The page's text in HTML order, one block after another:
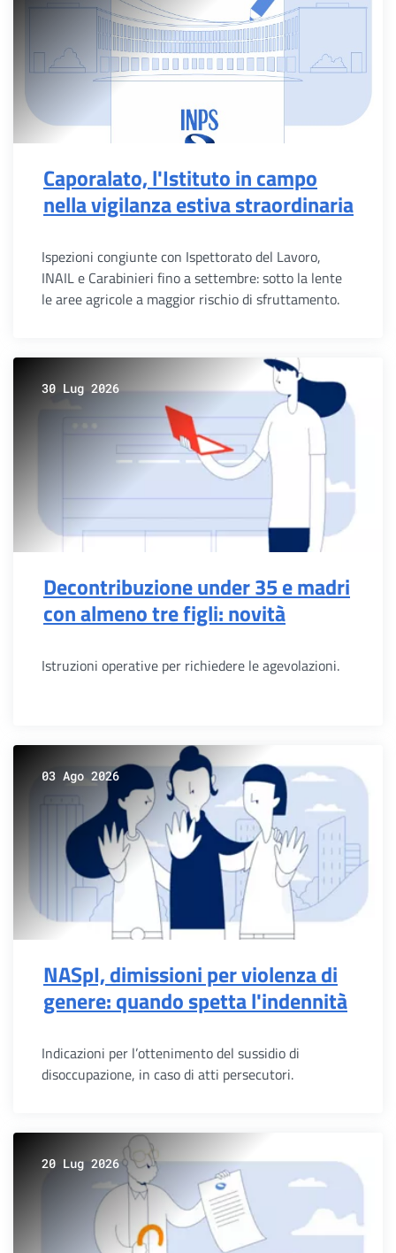
Caporalato, l'Istituto in campo
nella vigilanza estiva straordinaria
Ispezioni congiunte con Ispettorato del Lavoro,
INAIL e Carabinieri fino a settembre: sotto la lente
le aree agricole a maggior rischio di sfruttamento.
30 Lug 2026
Decontribuzione under 35 e madri
con almeno tre figli: novità
Istruzioni operative per richiedere le agevolazioni.
03 Ago 2026
NASpI, dimissioni per violenza di
genere: quando spetta l'indennità
Indicazioni per l’ottenimento del sussidio di
disoccupazione, in caso di atti persecutori.
20 Lug 2026